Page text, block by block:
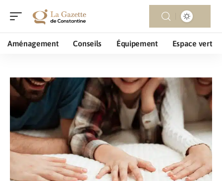
Aménagement Conseils Équipement Espace vert